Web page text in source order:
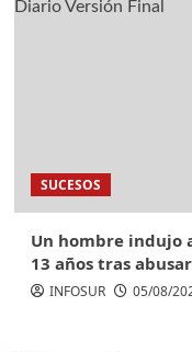
SUCESOS
Un hombre indujo
13 años tras
INFOSUR 05/08/